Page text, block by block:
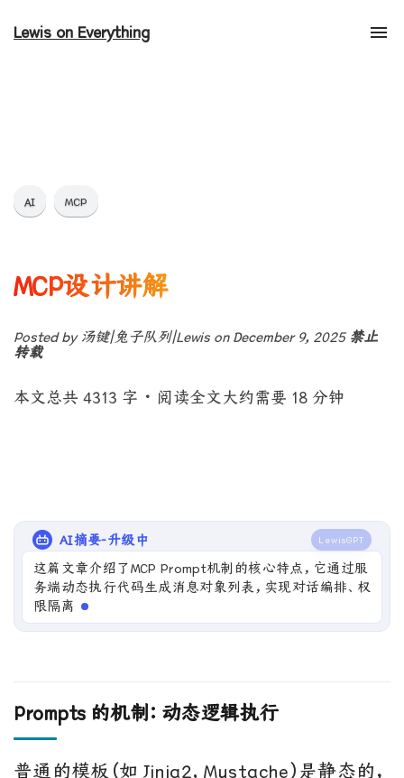
Lewis on Everything
AI MCP
MCP设计讲解
Posted by 汤键|兔子队列|Lewis on December 9, 2025 禁止
转载
本文总共 4313 字 · 阅读全文大约需要 18 分钟
AI摘要-升级中 LewisGPT
这篇文章介绍了MCP Prompt机制的核心特点，它通过服
务端动态执行代码生成消息对象列表，实现对话编排、权
限隔离、预设思维链和少样本学习注入，区别于静态
Prompts 的机制：动态逻辑执行
普通的模板（如 Jinja2, Mustache）是静态的，